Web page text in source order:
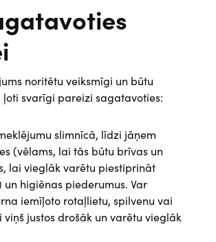
noritētu veiksmīgi un būtu
ļoti svarīgi pareizi sagatavoties:
slimnīcā, līdzi jāņem
(vēlams, lai tās būtu brīvas un
lai vieglāk varētu piestiprināt
un higiēnas piederumus. Var
iemīļoto rotaļlietu, spilvenu vai
viņš justos drošāk un varētu vieglāk